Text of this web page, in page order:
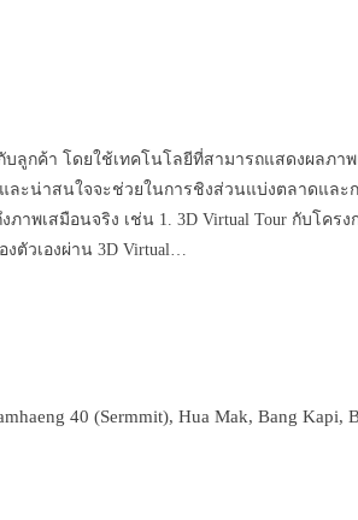
บลูกค้า โดยใช้เทคโนโลยีที่สามารถแสดงผล
น่าสนใจจะช่วยในการชิงส่วนแบ่งตลาดและ
าพเสมือนจริง เช่น 1. 3D Virtual Tour กับโ
ตัวเองผ่าน 3D Virtual…
40 (Sermmit), Hua Mak, Bang Kapi,